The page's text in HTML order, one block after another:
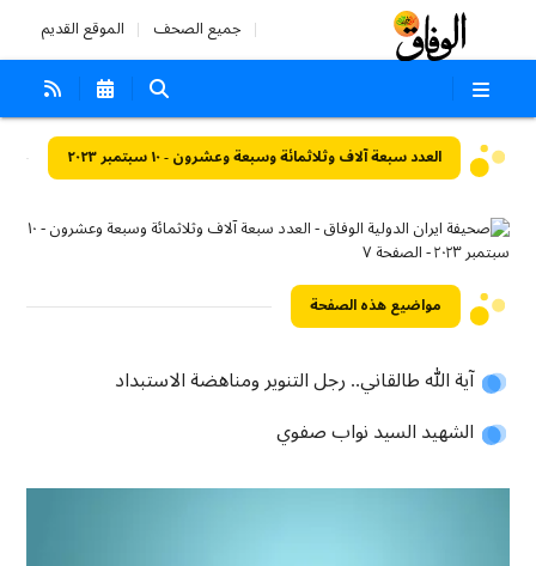
جميع الصحف الموقع القديم
العدد سبعة آلاف وثلاثمائة وسبعة وعشرون - ١٠ سبتمبر ٢٠٢٣
مواضيع هذه الصفحة
آية الله طالقاني.. رجل التنوير ومناهضة الاستبداد
الشهيد السيد نواب صفوي